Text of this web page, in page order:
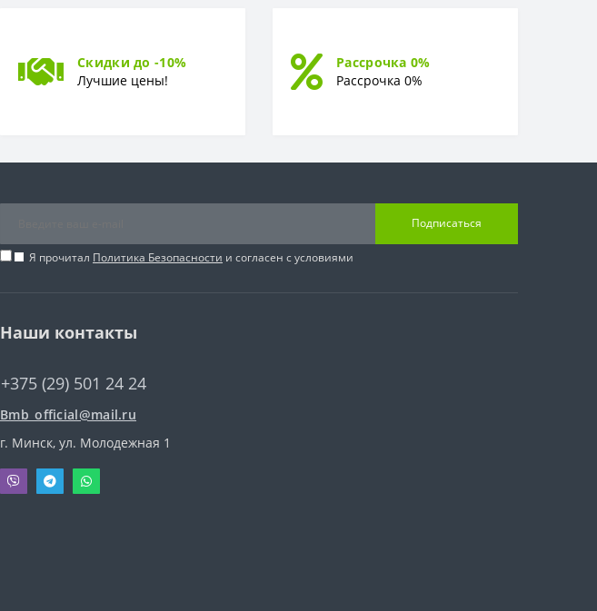
Скидки до -10%
Лучшие цены!
Рассрочка 0%
Рассрочка 0%
Подписаться
Я прочитал Политика Безопасности и согласен с условиями
Наши контакты
+375 (29) 501 24 24
Bmb_official@mail.ru
г. Минск, ул. Молодежная 1